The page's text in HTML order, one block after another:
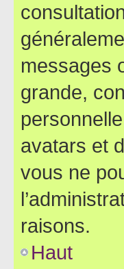
messages
grande,
avatars et
vous ne
raisons.
Haut